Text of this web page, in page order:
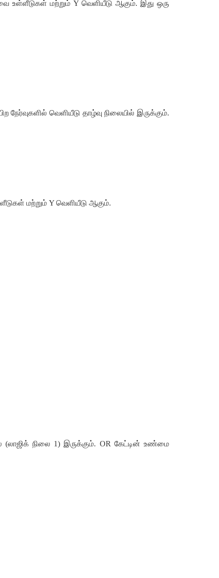
உள்ளீடுகள் மற்றும் Y வெளியீடு ஆகும். இது ஒரு
நேர்வுகளில் வெளியீடு தாழ்வு நிலையில் இருக்கும்.
மற்றும் Y வெளியீடு ஆகும்.
(லாஜிக் நிலை 1) இருக்கும். OR கேட்டின் உண்மை